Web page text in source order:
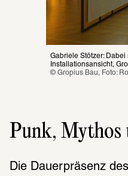
Gabriele Stötzer:
Installationsansicht,
© Gropius Bau, Foto:
Punk, Mythos
Die Dauerpräsenz